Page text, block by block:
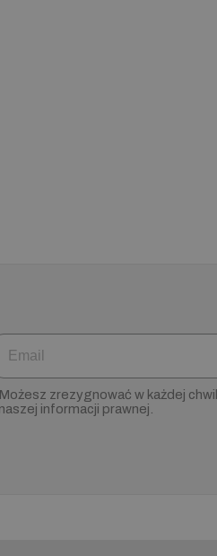
Możesz zrezygnować w każdej
naszej informacji prawnej.